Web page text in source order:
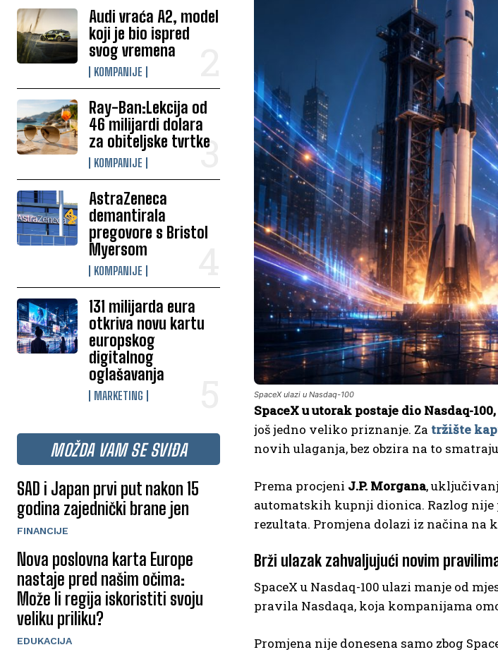
Audi vraća A2, model
koji je bio ispred
svog vremena
KOMPANIJE
Ray-Ban:Lekcija od
46 milijardi dolara
za obiteljske tvrtke
KOMPANIJE
AstraZeneca
demantirala
pregovore s Bristol
Myersom
KOMPANIJE
131 milijarda eura
otkriva novu kartu
europskog
digitalnog
oglašavanja
MARKETING
MOŽDA VAM SE SVIĐA
SAD i Japan prvi put nakon 15
godina zajednički brane jen
FINANCIJE
Nova poslovna karta Europe
nastaje pred našim očima:
Može li regija iskoristiti svoju
veliku priliku?
EDUKACIJA
SpaceX ulazi u Nasdaq-100
SpaceX u utorak postaje dio Nasdaq-
još jedno veliko priznanje. Za tržište
novih ulaganja, bez obzira na to
Prema procjeni J.P. Morgana,
automatskih kupnji dionica. Razlog
rezultata. Promjena dolazi iz načina
Brži ulazak zahvaljujući novim
SpaceX u Nasdaq-100 ulazi manje od
pravila Nasdaqa, koja kompanijama
Promjena nije donesena samo zbog